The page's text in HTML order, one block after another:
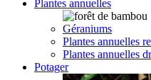
Plantes annuelles
Géraniums
Plantes annuelles
Plantes annuelles
Potager